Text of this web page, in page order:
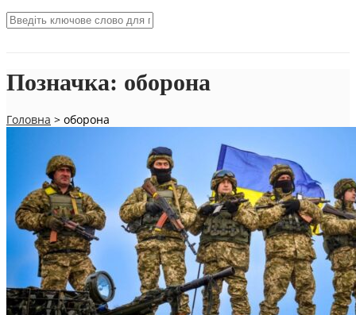
Позначка: оборона
Головна > оборона